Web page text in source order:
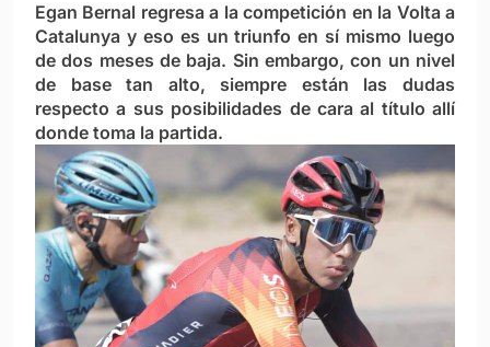
Egan Bernal regresa a la competición en la Volta a
Catalunya y eso es un triunfo en sí mismo luego
de dos meses de baja. Sin embargo, con un nivel
de base tan alto, siempre están las dudas
respecto a sus posibilidades de cara al título allí
donde toma la partida.